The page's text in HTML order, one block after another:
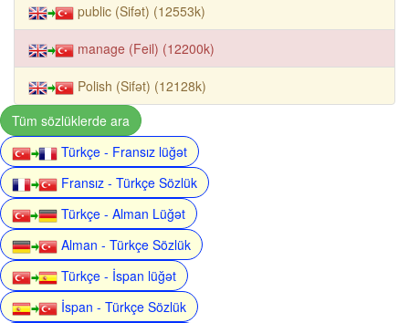
public (Sifət) (12553k)
manage (Feil) (12200k)
Polish (Sifət) (12128k)
Tüm sözlüklerde ara
Türkçe - Fransız lüğət
Fransız - Türkçe Sözlük
Türkçe - Alman Lüğət
Alman - Türkçe Sözlük
Türkçe - İspan lüğət
İspan - Türkçe Sözlük